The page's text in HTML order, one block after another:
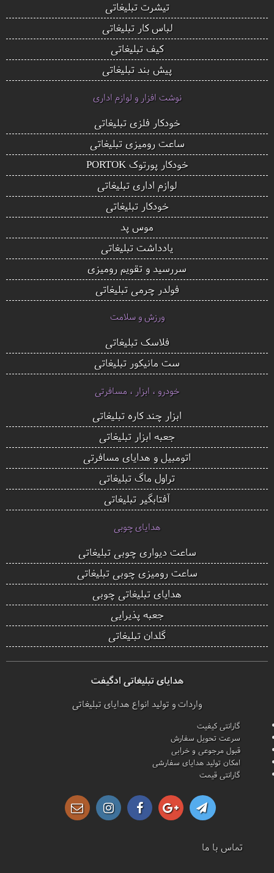
تیشرت تبلیغاتی
لباس کار تبلیغاتی
کیف تبلیغاتی
پیش بند تبلیغاتی
نوشت افزار و لوازم اداری
خودکار فلزی تبلیغاتی
ساعت رومیزی تبلیغاتی
خودکار پورتوک PORTOK
لوازم اداری تبلیغاتی
خودکار تبلیغاتی
موس پد
یادداشت تبلیغاتی
سررسید و تقویم رومیزی
فولدر چرمی تبلیغاتی
ورزش و سلامت
فلاسک تبلیغاتی
ست مانیکور تبلیغاتی
خودرو ، ابزار ، مسافرتی
ابزار چند کاره تبلیغاتی
جعبه ابزار تبلیغاتی
اتومبیل و هدایای مسافرتی
تراول ماگ تبلیغاتی
آفتابگیر تبلیغاتی
هدایای چوبی
ساعت دیواری چوبی تبلیغاتی
ساعت رومیزی چوبی تبلیغاتی
هدایای تبلیغاتی چوبی
جعبه پذیرایی
گلدان تبلیغاتی
هدایای تبلیغاتی ادگیفت
واردات و تولید انواع هدایای تبلیغاتی
گارانتی کیفیت
سرعت تحویل سفارش
قبول مرجوعی و خرابی
امکان تولید هدایای سفارشی
گارانتی قیمت
تماس با ما